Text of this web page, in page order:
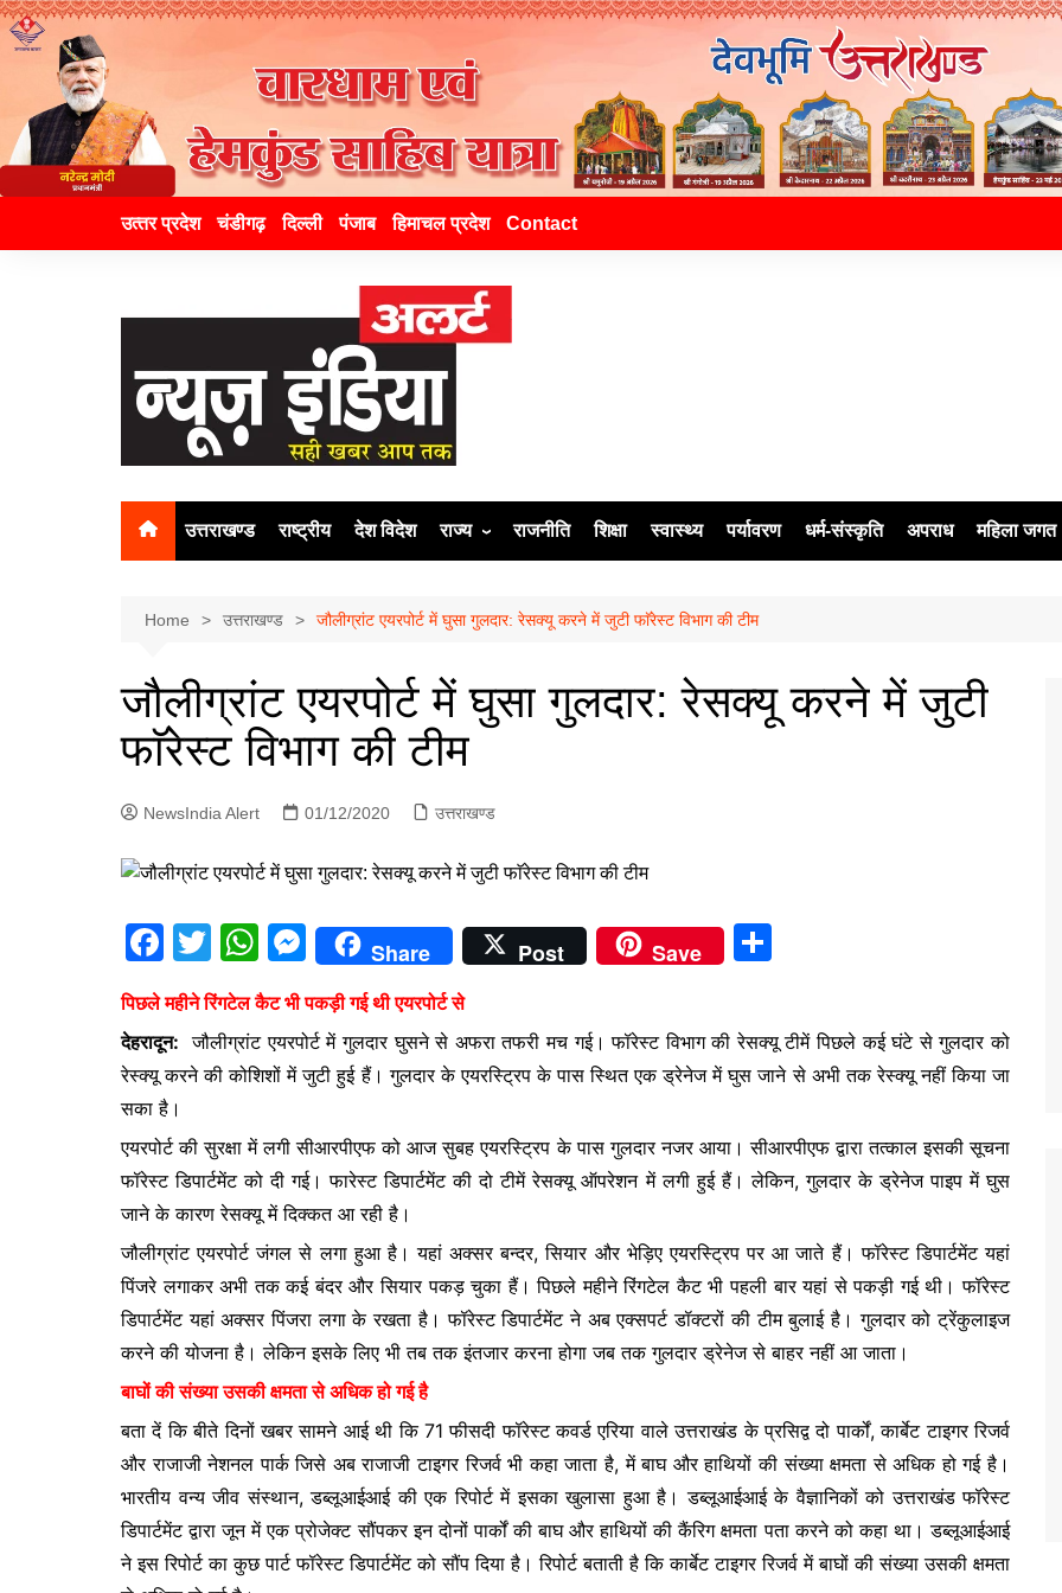
उत्‍तर प्रदेश चंडीगढ़ दिल्ली पंजाब हिमाचल प्रदेश Contact
उत्तराखण्ड राष्ट्रीय देश विदेश राज्य
दिल्ली
पंजाब
चंडीगढ़
राजनीति शिक्षा स्वास्थ्य पर्यावरण धर्म-संस्कृति अपराध महिला जगत
Home उत्तराखण्ड जौलीग्रांट एयरपोर्ट में घुसा गुलदार: रेसक्यू करने में जुटी फाॅरेस्ट विभाग की टीम
जौलीग्रांट एयरपोर्ट में घुसा गुलदार: रेसक्यू करने में जुटी
फाॅरेस्ट विभाग की टीम
NewsIndia Alert 01/12/2020 उत्तराखण्ड
F
a
c
e
b
o
o
k
T
w
itt
er
W
h
at
s
A
p
p
M
e
s
s
e
n
g
er
Share Post Save
e
पिछले महीने रिंगटेल कैट भी पकड़ी गई थी एयरपोर्ट से
देहरादून: जौलीग्रांट एयरपोर्ट में गुलदार घुसने से अफरा तफरी मच गई। फॉरेस्ट विभाग की रेसक्यू टीमें पिछले कई घंटे से गुलदार को
रेस्क्यू करने की कोशिशों में जुटी हुई हैं। गुलदार के एयरस्ट्रिप के पास स्थित एक ड्रेनेज में घुस जाने से अभी तक रेस्क्यू नहीं किया जा
सका है।
एयरपोर्ट की सुरक्षा में लगी सीआरपीएफ को आज सुबह एयरस्ट्रिप के पास गुलदार नजर आया। सीआरपीएफ द्वारा तत्काल इसकी सूचना
फॉरेस्ट डिपार्टमेंट को दी गई। फारेस्ट डिपार्टमेंट की दो टीमें रेसक्यू ऑपरेशन में लगी हुई हैं। लेकिन, गुलदार के ड्रेनेज पाइप में घुस
जाने के कारण रेसक्यू में दिक्कत आ रही है।
जौलीग्रांट एयरपोर्ट जंगल से लगा हुआ है। यहां अक्सर बन्दर, सियार और भेड़िए एयरस्ट्रिप पर आ जाते हैं। फॉरेस्ट डिपार्टमेंट यहां
पिंजरे लगाकर अभी तक कई बंदर और सियार पकड़ चुका हैं। पिछले महीने रिंगटेल कैट भी पहली बार यहां से पकड़ी गई थी। फॉरेस्ट
डिपार्टमेंट यहां अक्सर पिंजरा लगा के रखता है। फॉरेस्ट डिपार्टमेंट ने अब एक्सपर्ट डॉक्टरों की टीम बुलाई है। गुलदार को ट्रेंकुलाइज
करने की योजना है। लेकिन इसके लिए भी तब तक इंतजार करना होगा जब तक गुलदार ड्रेनेज से बाहर नहीं आ जाता।
बाघों की संख्या उसकी क्षमता से अधिक हो गई है
बता दें कि बीते दिनों खबर सामने आई थी कि 71 फीसदी फॉरेस्ट कवर्ड एरिया वाले उत्तराखंड के प्रसिद्व दो पार्कों, कार्बेट टाइगर रिजर्व
और राजाजी नेशनल पार्क जिसे अब राजाजी टाइगर रिजर्व भी कहा जाता है, में बाघ और हाथियों की संख्या क्षमता से अधिक हो गई है।
भारतीय वन्य जीव संस्थान, डब्लूआईआई की एक रिपोर्ट में इसका खुलासा हुआ है। डब्लूआईआई के वैज्ञानिकों को उत्तराखंड फॉरेस्ट
डिपार्टमेंट द्वारा जून में एक प्रोजेक्ट सौंपकर इन दोनों पार्कों की बाघ और हाथियों की कैंरिग क्षमता पता करने को कहा था। डब्लूआईआई
ने इस रिपोर्ट का कुछ पार्ट फॉरेस्ट डिपार्टमेंट को सौंप दिया है। रिपोर्ट बताती है कि कार्बेट टाइगर रिजर्व में बाघों की संख्या उसकी क्षमता